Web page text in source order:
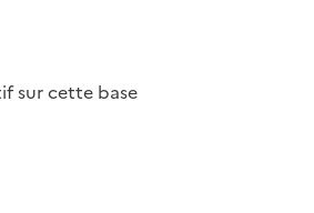
sur cette base